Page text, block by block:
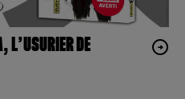
L’USURIER DE